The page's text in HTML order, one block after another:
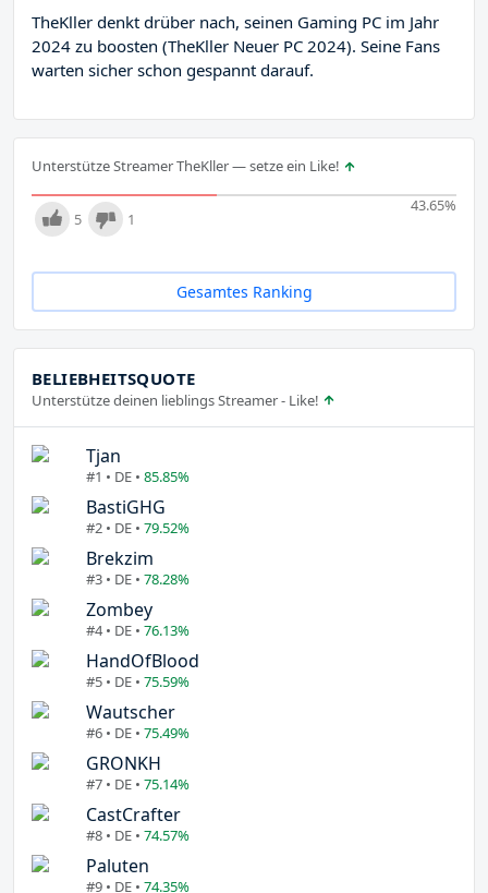
TheKller denkt drüber nach, seinen Gaming PC im Jahr
2024 zu boosten (TheKller Neuer PC 2024). Seine Fans
warten sicher schon gespannt darauf.
Unterstütze Streamer TheKller — setze ein Like!
43.65%
5 1
Gesamtes Ranking
BELIEBHEITSQUOTE
Unterstütze deinen lieblings Streamer - Like!
Tjan
#1 • DE • 85.85%
BastiGHG
#2 • DE • 79.52%
Brekzim
#3 • DE • 78.28%
Zombey
#4 • DE • 76.13%
HandOfBlood
#5 • DE • 75.59%
Wautscher
#6 • DE • 75.49%
GRONKH
#7 • DE • 75.14%
CastCrafter
#8 • DE • 74.57%
Paluten
#9 • DE • 74.35%